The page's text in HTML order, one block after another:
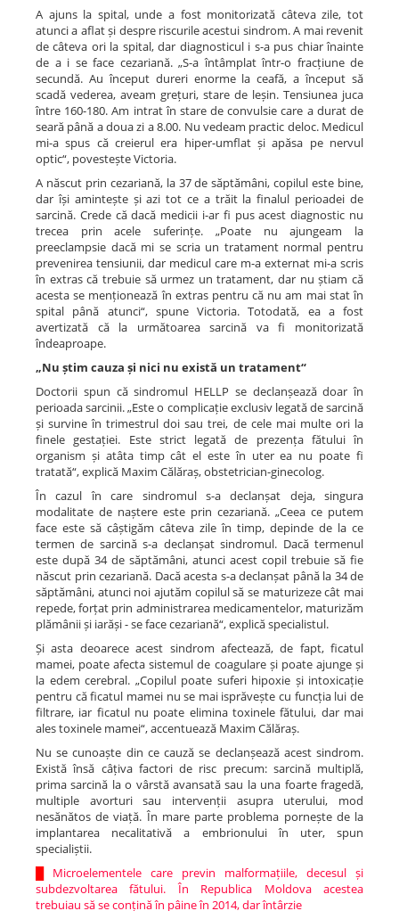
A ajuns la spital, unde a fost monitorizată câteva zile, tot
atunci a aflat și despre riscurile acestui sindrom. A mai revenit
de câteva ori la spital, dar diagnosticul i s-a pus chiar înainte
de a i se face cezariană. „S-a întâmplat într-o fracțiune de
secundă. Au început dureri enorme la ceafă, a început să
scadă vederea, aveam grețuri, stare de leșin. Tensiunea juca
între 160-180. Am intrat în stare de convulsie care a durat de
seară până a doua zi a 8.00. Nu vedeam practic deloc. Medicul
mi-a spus că creierul era hiper-umflat și apăsa pe nervul
optic“, povestește Victoria.
A născut prin cezariană, la 37 de săptămâni, copilul este bine,
dar își amintește și azi tot ce a trăit la finalul perioadei de
sarcină. Crede că dacă medicii i-ar fi pus acest diagnostic nu
trecea prin acele suferințe. „Poate nu ajungeam la
preeclampsie dacă mi se scria un tratament normal pentru
prevenirea tensiunii, dar medicul care m-a externat mi-a scris
în extras că trebuie să urmez un tratament, dar nu știam că
acesta se menționează în extras pentru că nu am mai stat în
spital până atunci“, spune Victoria. Totodată, ea a fost
avertizată că la următoarea sarcină va fi monitorizată
îndeaproape.
„Nu știm cauza și nici nu există un tratament“
Doctorii spun că sindromul HELLP se declanșează doar în
perioada sarcinii. „Este o complicație exclusiv legată de sarcină
și survine în trimestrul doi sau trei, de cele mai multe ori la
finele gestației. Este strict legată de prezența fătului în
organism și atâta timp cât el este în uter ea nu poate fi
tratată“, explică Maxim Călăraș, obstetrician-ginecolog.
În cazul în care sindromul s-a declanșat deja, singura
modalitate de naștere este prin cezariană. „Ceea ce putem
face este să câștigăm câteva zile în timp, depinde de la ce
termen de sarcină s-a declanșat sindromul. Dacă termenul
este după 34 de săptămâni, atunci acest copil trebuie să fie
născut prin cezariană. Dacă acesta s-a declanșat până la 34 de
săptămâni, atunci noi ajutăm copilul să se maturizeze cât mai
repede, forțat prin administrarea medicamentelor, maturizăm
plămânii și iarăși - se face cezariană“, explică specialistul.
Și asta deoarece acest sindrom afectează, de fapt, ficatul
mamei, poate afecta sistemul de coagulare și poate ajunge și
la edem cerebral. „Copilul poate suferi hipoxie și intoxicație
pentru că ficatul mamei nu se mai isprăvește cu funcția lui de
filtrare, iar ficatul nu poate elimina toxinele fătului, dar mai
ales toxinele mamei“, accentuează Maxim Călăraș.
Nu se cunoaște din ce cauză se declanșează acest sindrom.
Există însă câțiva factori de risc precum: sarcină multiplă,
prima sarcină la o vârstă avansată sau la una foarte fragedă,
multiple avorturi sau intervenții asupra uterului, mod
nesănătos de viață. În mare parte problema pornește de la
implantarea necalitativă a embrionului în uter, spun
specialiștii.
Microelementele care previn malformațiile, decesul și
subdezvoltarea fătului. În Republica Moldova acestea
trebuiau să se conțină în pâine în 2014, dar întârzie